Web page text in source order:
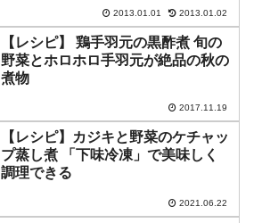
2013.01.01 2013.01.02
【レシピ】 鶏手羽元の黒酢煮 旬の
野菜とホロホロ手羽元が絶品の秋の
煮物
2017.11.19
【レシピ】カジキと野菜のケチャッ
プ蒸し煮 「下味冷凍」で美味しく
調理できる
2021.06.22